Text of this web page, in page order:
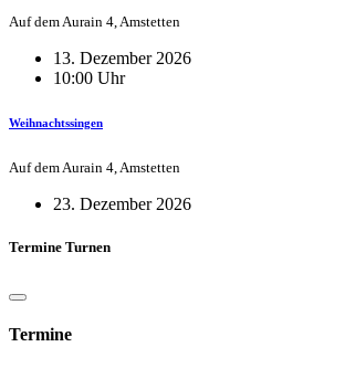
Auf dem Aurain 4, Amstetten
13. Dezember 2026
10:00 Uhr
Weihnachtssingen
Auf dem Aurain 4, Amstetten
23. Dezember 2026
Termine Turnen
Termine